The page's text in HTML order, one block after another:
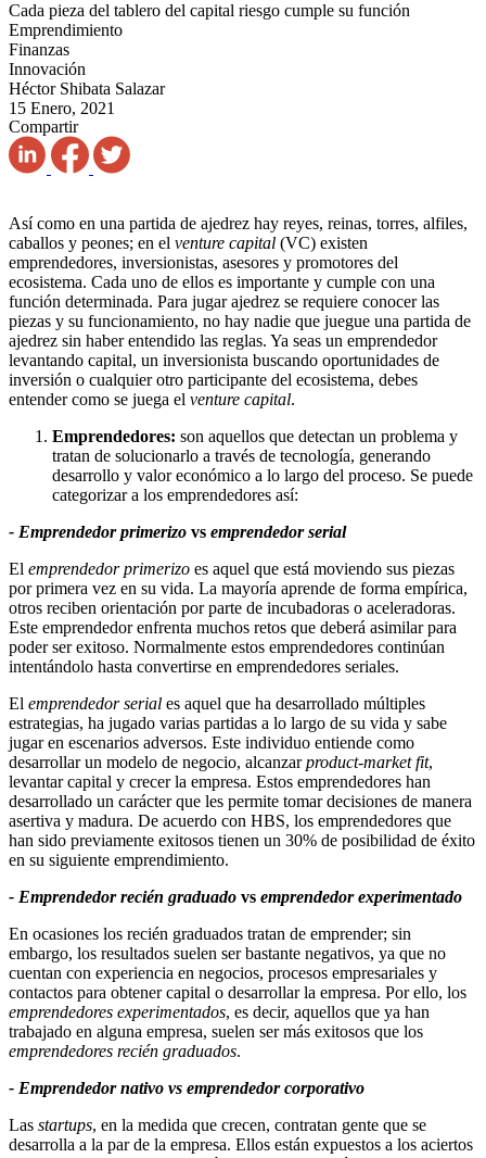
Cada pieza del tablero del capital riesgo cumple su función
Emprendimiento
Finanzas
Innovación
Héctor Shibata Salazar
15 Enero, 2021
Compartir
Así como en una partida de ajedrez hay reyes, reinas, torres, alfiles,
caballos y peones; en el venture capital (VC) existen
emprendedores, inversionistas, asesores y promotores del
ecosistema. Cada uno de ellos es importante y cumple con una
función determinada. Para jugar ajedrez se requiere conocer las
piezas y su funcionamiento, no hay nadie que juegue una partida de
ajedrez sin haber entendido las reglas. Ya seas un emprendedor
levantando capital, un inversionista buscando oportunidades de
inversión o cualquier otro participante del ecosistema, debes
entender como se juega el venture capital.
Emprendedores: son aquellos que detectan un problema y
tratan de solucionarlo a través de tecnología, generando
desarrollo y valor económico a lo largo del proceso. Se puede
categorizar a los emprendedores así:
- Emprendedor primerizo vs emprendedor serial
El emprendedor primerizo es aquel que está moviendo sus piezas
por primera vez en su vida. La mayoría aprende de forma empírica,
otros reciben orientación por parte de incubadoras o aceleradoras.
Este emprendedor enfrenta muchos retos que deberá asimilar para
poder ser exitoso. Normalmente estos emprendedores continúan
intentándolo hasta convertirse en emprendedores seriales.
El emprendedor serial es aquel que ha desarrollado múltiples
estrategias, ha jugado varias partidas a lo largo de su vida y sabe
jugar en escenarios adversos. Este individuo entiende como
desarrollar un modelo de negocio, alcanzarproduct-market fit,
levantar capital y crecer la empresa. Estos emprendedores han
desarrollado un carácter que les permite tomar decisiones de manera
asertiva y madura. De acuerdo con HBS, los emprendedores que
han sido previamente exitosos tienen un 30% de posibilidad de éxito
en su siguiente emprendimiento.
- Emprendedor recién graduado vs emprendedor experimentado
En ocasiones los recién graduados tratan de emprender; sin
embargo, los resultados suelen ser bastante negativos, ya que no
cuentan con experiencia en negocios, procesos empresariales y
contactos para obtener capital o desarrollar la empresa. Por ello, los
emprendedores experimentados, es decir, aquellos que ya han
trabajado en alguna empresa, suelen ser más exitosos que los
emprendedores recién graduados.
- Emprendedor nativo vs emprendedor corporativo
Las startups, en la medida que crecen, contratan gente que se
desarrolla a la par de la empresa. Ellos están expuestos a los aciertos